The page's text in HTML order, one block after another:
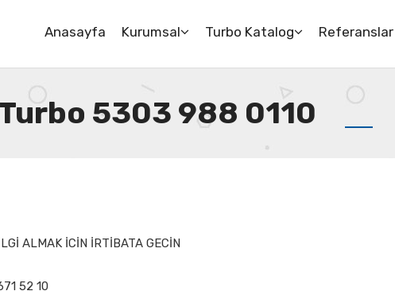
Anasayfa Kurumsal Turbo Katalog Referanslar
5303 988 0110
ALMAK İCİN İRTİBATA GECİN
52 10